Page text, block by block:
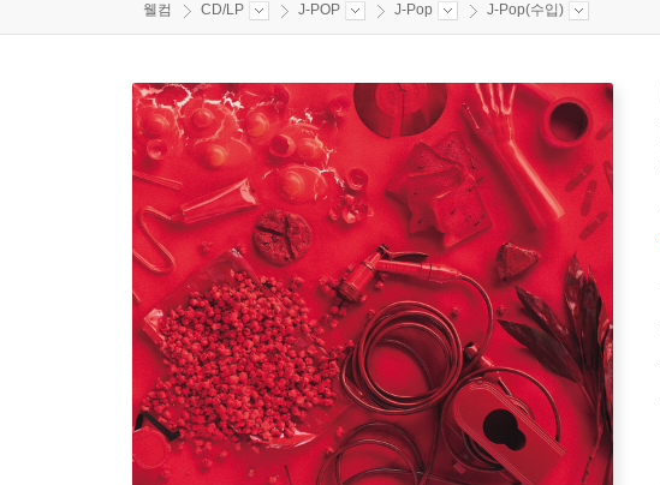
웰컴 CD/LP J-POP J-Pop J-Pop(수입)